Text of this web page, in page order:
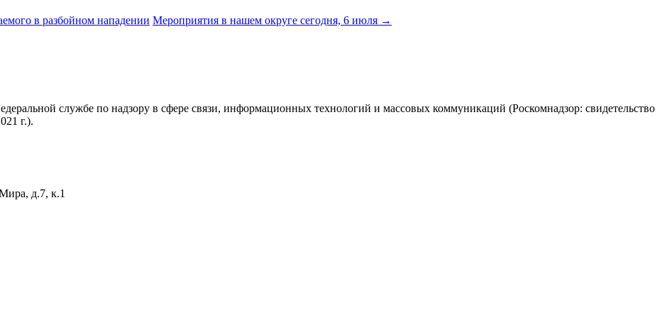
в разбойном нападении Мероприятия в нашем округе сегодня, 6 июля →
службе по надзору в сфере связи, информационных технологий и массовых коммуникаций (Роскомнадзор: свидетельство
г.).
д.7, к.1